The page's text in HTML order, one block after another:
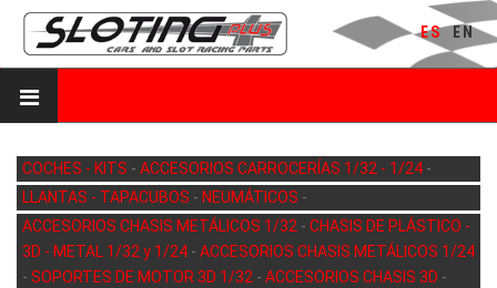
ES EN
COCHES - KITS - ACCESORIOS CARROCERÍAS 1/32 - 1/24 -
LLANTAS - TAPACUBOS - NEUMÁTICOS -
ACCESORIOS CHASIS METÁLICOS 1/32 - CHASIS DE PLÁSTICO -
3D - METAL 1/32 y 1/24 - ACCESORIOS CHASIS METÁLICOS 1/24
- SOPORTES DE MOTOR 3D 1/32 - ACCESORIOS CHASIS 3D -